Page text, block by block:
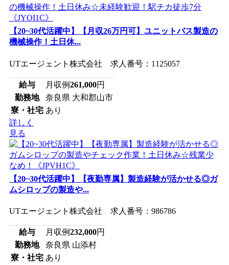
【20~30代活躍中】【月収26万円可】ユニットバス製造の
機械操作！土日休...
UTエージェント株式会社 求人番号：1125057
給与 月収例261,000円
勤務地
奈良県 大和郡山市
寮・社宅 あり
詳しく
見る
【20~30代活躍中】【夜勤専属】製造経験が活かせる◎ガ
ムシロップの製造や...
UTエージェント株式会社 求人番号：986786
給与 月収例232,000円
勤務地
奈良県 山添村
寮・社宅 あり